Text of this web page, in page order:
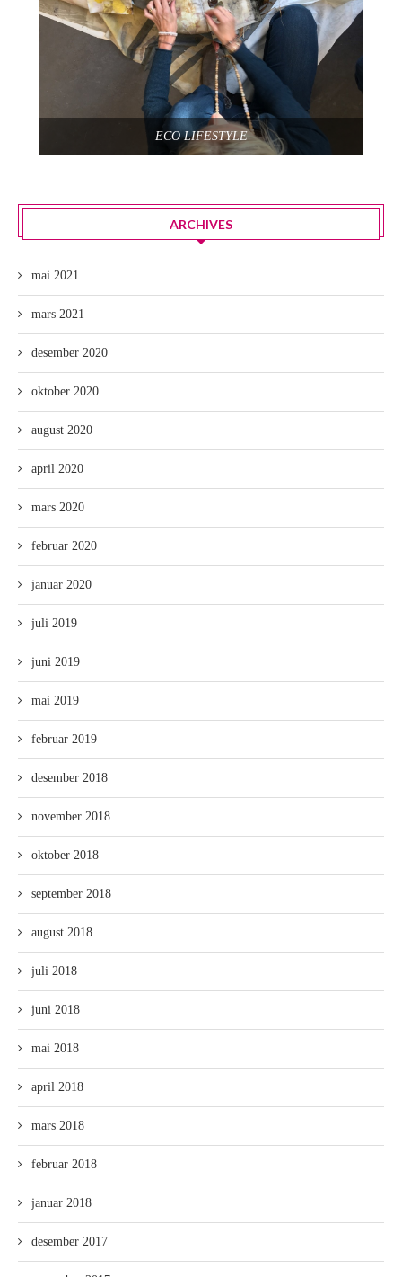
ECO LIFESTYLE
ARCHIVES
mai 2021
mars 2021
desember 2020
oktober 2020
august 2020
april 2020
mars 2020
februar 2020
januar 2020
juli 2019
juni 2019
mai 2019
februar 2019
desember 2018
november 2018
oktober 2018
september 2018
august 2018
juli 2018
juni 2018
mai 2018
april 2018
mars 2018
februar 2018
januar 2018
desember 2017